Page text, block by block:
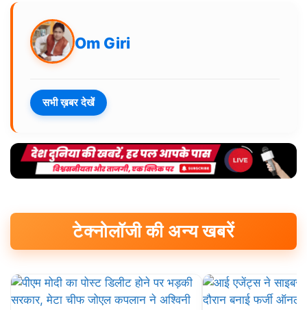
Om Giri
सभी ख़बर देखें
टेक्नोलॉजी की अन्य खबरें